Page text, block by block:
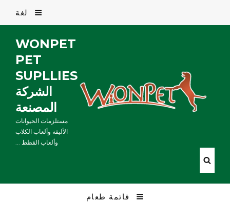
لغة
WONPET
PET
SUPLLIES
الشركة
المصنعة
مستلزمات الحيوانات
الأليفة وألعاب الكلاب
وألعاب القطط ...
قائمة طعام